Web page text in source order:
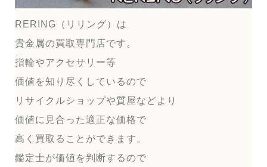
RERING（リリング）は
貴金属の買取専門店です。
指輪やアクセサリー等
価値を知り尽くしているので
リサイクルショップや質屋などより
価値に見合った適正な価格で
高く買取ることができます。
鑑定士が価値を判断するので